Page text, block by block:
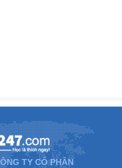
TY CỔ PHẦN